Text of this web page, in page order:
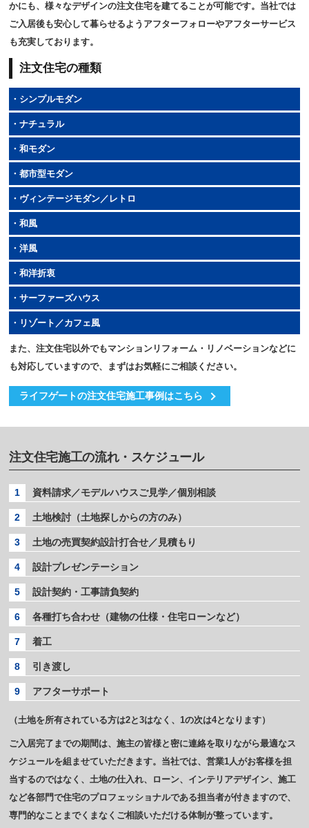
かにも、様々なデザインの注文住宅を建てることが可能です。当社では
ご入居後も安心して暮らせるようアフターフォローやアフターサービス
も充実しております。
注文住宅の種類
・シンプルモダン
・ナチュラル
・和モダン
・都市型モダン
・ヴィンテージモダン／レトロ
・和風
・洋風
・和洋折衷
・サーファーズハウス
・リゾート／カフェ風
また、注文住宅以外でもマンションリフォーム・リノベーションなどに
も対応していますので、まずはお気軽にご相談ください。
ライフゲートの注文住宅施工事例はこちら
注文住宅施工の流れ・スケジュール
1 資料請求／モデルハウスご見学／個別相談
2 土地検討（土地探しからの方のみ）
3 土地の売買契約設計打合せ／見積もり
4 設計プレゼンテーション
5 設計契約・工事請負契約
6 各種打ち合わせ（建物の仕様・住宅ローンなど）
7 着工
8 引き渡し
9 アフターサポート
（土地を所有されている方は2と3はなく、1の次は4となります）
ご入居完了までの期間は、施主の皆様と密に連絡を取りながら最適なス
ケジュールを組ませていただきます。当社では、営業1人がお客様を担
当するのではなく、土地の仕入れ、ローン、インテリアデザイン、施工
など各部門で住宅のプロフェッショナルである担当者が付きますので、
専門的なことまでくまなくご相談いただける体制が整っています。